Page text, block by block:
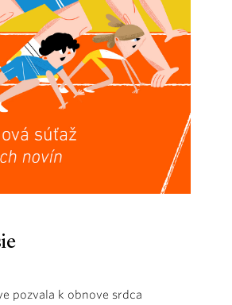
pozvala k obnove srdca